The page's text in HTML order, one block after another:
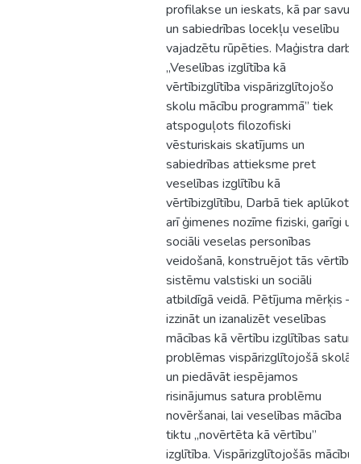
profilakse un ieskats, kā par savu
un sabiedrības locekļu veselību
vajadzētu rūpēties. Maģistra darbā
,,Veselības izglītība kā
vērtībizglītība vispārizglītojošo
skolu mācību programmā” tiek
atspoguļots filozofiski
vēsturiskais skatījums un
sabiedrības attieksme pret
veselības izglītību kā
vērtībizglītību, Darbā tiek aplūkota
arī ģimenes nozīme fiziski, garīgi un
sociāli veselas personības
veidošanā, konstruējot tās vērtību
sistēmu valstiski un sociāli
atbildīgā veidā. Pētījuma mērķis –
izzināt un izanalizēt veselības
mācības kā vērtību izglītības satura
problēmas vispārizglītojošā skolā
un piedāvāt iespējamos
risinājumus satura problēmu
novēršanai, lai veselības mācība
tiktu „novērtēta kā vērtību”
izglītība. Vispārizglītojošās mācību